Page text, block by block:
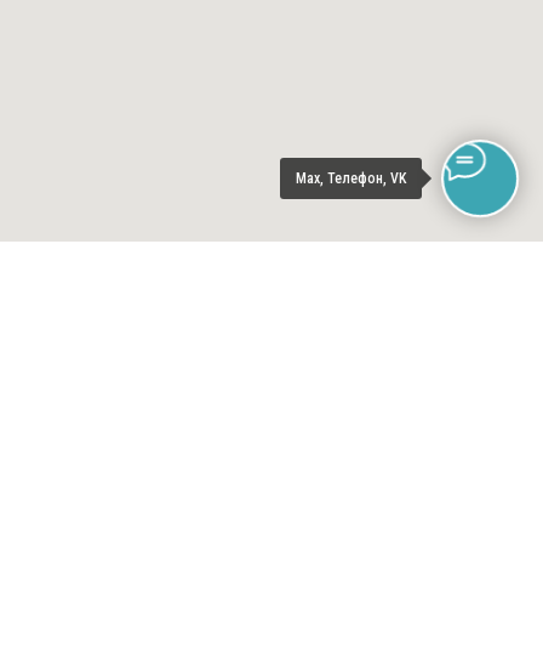
Max, Телефон, VK